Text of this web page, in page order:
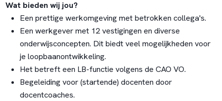
Wat bieden wij jou?
Een prettige werkomgeving met betrokken collega's.
Een werkgever met 12 vestigingen en diverse
onderwijsconcepten. Dit biedt veel mogelijkheden voor
je loopbaanontwikkeling.
Het betreft een LB-functie volgens de CAO VO.
Begeleiding voor (startende) docenten door
docentcoaches.